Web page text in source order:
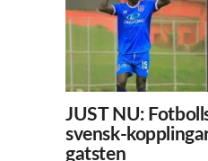
JUST NU:
svensk-
gatsten